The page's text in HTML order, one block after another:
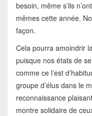
besoin, même s’ils
mêmes cette année.
façon.
Cela pourra amoindrir
puisque nos états de
comme ce l’est
groupe d’élus dans le
reconnaissance
montre solidaire de